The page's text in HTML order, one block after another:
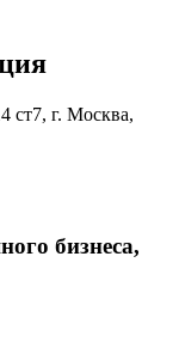
ст7, г. Москва,
бизнеса,